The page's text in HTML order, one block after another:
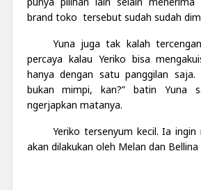
brand toko tersebut sudah sudah
Yuna juga tak kalah
percaya kalau Yeriko bisa
hanya dengan satu panggilan
bukan mimpi, kan?” batin Yuna
ngerjapkan matanya.
Yeriko tersenyum kecil. Ia
akan dilakukan oleh Melan dan